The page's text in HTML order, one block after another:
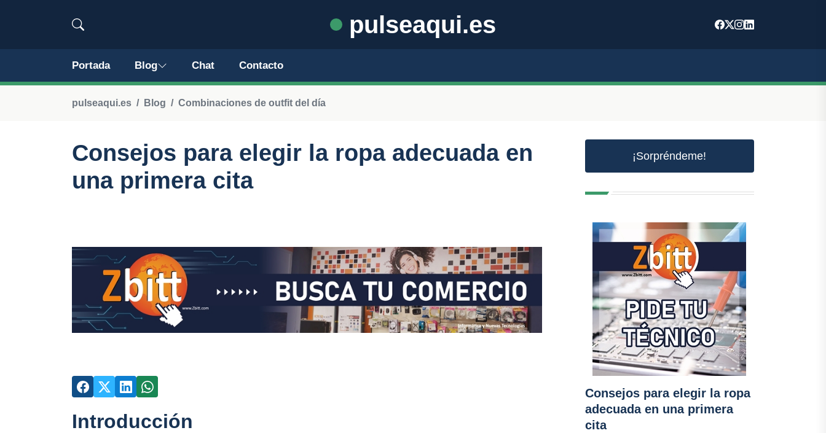
pulseaqui.es
Portada Blog Chat Contacto
pulseaqui.es Blog Combinaciones de outfit del día
Consejos para elegir la ropa adecuada en
una primera cita
Introducción
¡Sorpréndeme!
Consejos para elegir la ropa
adecuada en una primera
cita